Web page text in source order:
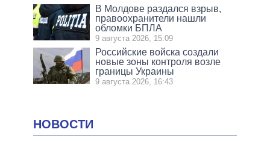
В Молдове раздался взрыв,
правоохранители нашли
обломки БПЛА
9 августа 2026, 15:09
Российские войска создали
новые зоны контроля возле
границы Украины
9 августа 2026, 16:43
НОВОСТИ